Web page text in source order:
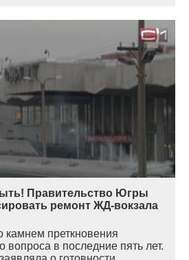
Правительство Югры
ремонт ЖД-вокзала
камнем преткновения
вопроса в последние пять лет.